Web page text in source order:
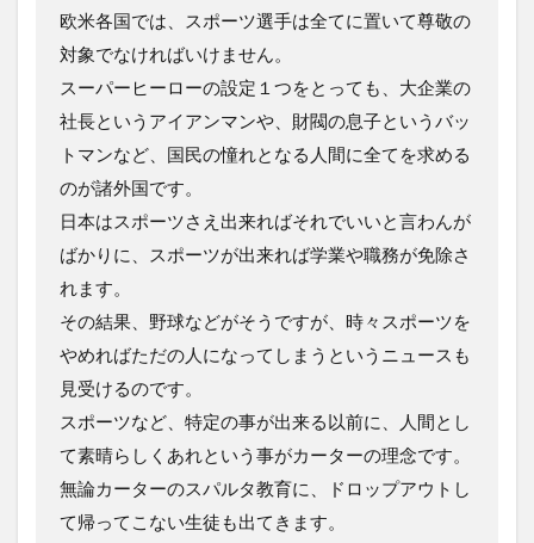
欧米各国では、スポーツ選手は全てに置いて尊敬の
対象でなければいけません。
スーパーヒーローの設定１つをとっても、大企業の
社長というアイアンマンや、財閥の息子というバッ
トマンなど、国民の憧れとなる人間に全てを求める
のが諸外国です。
日本はスポーツさえ出来ればそれでいいと言わんが
ばかりに、スポーツが出来れば学業や職務が免除さ
れます。
その結果、野球などがそうですが、時々スポーツを
やめればただの人になってしまうというニュースも
見受けるのです。
スポーツなど、特定の事が出来る以前に、人間とし
て素晴らしくあれという事がカーターの理念です。
無論カーターのスパルタ教育に、ドロップアウトし
て帰ってこない生徒も出てきます。